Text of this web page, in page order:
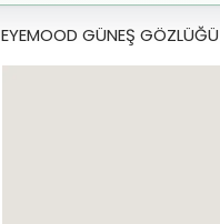
EYEMOOD GÜNEŞ GÖZLÜĞÜ